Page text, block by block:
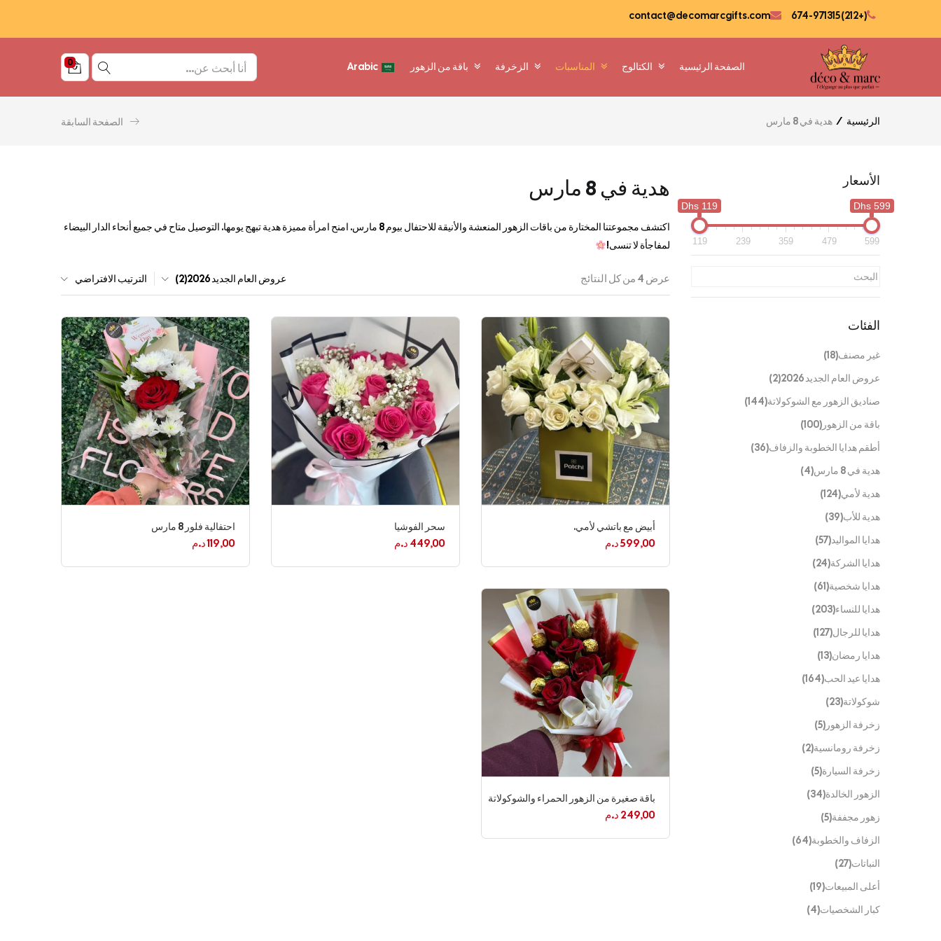
(+212) 674-971315
contact@decomarcgifts.com
الصفحة الرئيسية الكتالوج المناسبات الزخرفة باقة من الزهور Arabic
0
الرئيسية هدية في 8 مارس الصفحة السابقة
هدية في 8 مارس
اكتشف مجموعتنا المختارة من باقات الزهور المنعشة والأنيقة للاحتفال بيوم 8 مارس. امنح امرأة مميزة هدية تبهج يومها. التوصيل متاح في جميع أنحاء الدار البيضاء
لمفاجأة لا تنسى!
عرض ⁦4⁩ من كل النتائج الترتيب الافتراضي عروض العام الجديد 2026(2)
أبيض مع باتشي لأمي.
599,00د.م
سحر الفوشيا
449,00 د.م
احتفالية فلور 8 مارس
119,00د.م
باقة صغيرة من الزهور الحمراء والشوكولاتة
249,00 د.م
الأسعار
119 Dhs 599 Dhs
119 239 359 479 599
الفئات
غير مصنف(18)
عروض العام الجديد 2026
(2)
صناديق الزهور مع الشوكولاتة(144)
باقة من الزهور (100)
أطقم هدايا الخطوبة والزفاف(36)
هدية في 8 مارس
(4)
هدية لأمي(124)
هدية للأب(39)
هدايا المواليد(57)
هدايا الشركة(24)
هدايا شخصية(61)
هدايا للنساء(203)
هدايا للرجال(127)
هدايا رمضان(13)
هدايا عيد الحب(164)
شوكولاتة(23)
زخرفة الزهور (5)
زخرفة رومانسية(2)
زخرفة السيارة(5)
الزهور الخالدة(34)
زهور مجففة(5)
الزفاف والخطوبة(64)
النباتات(27)
أعلى المبيعات(19)
كبار الشخصيات(4)